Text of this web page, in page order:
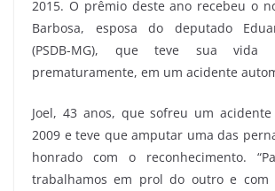
2015. O prêmio deste ano recebeu o
Barbosa, esposa do deputado
(PSDB-MG), que teve sua vida
prematuramente, em um acidente
Joel, 43 anos, que sofreu um
2009 e teve que amputar uma das
honrado com o reconhecimento.
trabalhamos em prol do outro e com